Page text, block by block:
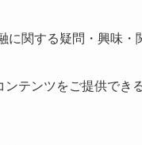
に関する疑問・興味・
テンツをご提供でき